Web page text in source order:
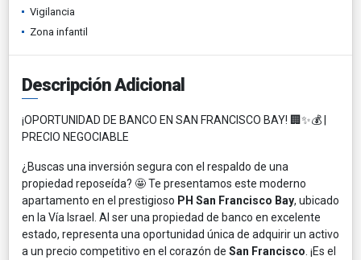
Vigilancia
Zona infantil
Descripción Adicional
¡OPORTUNIDAD DE BANCO EN SAN FRANCISCO BAY! 🏢✨💰 |
PRECIO NEGOCIABLE
¿Buscas una inversión segura con el respaldo de una
propiedad reposeída? 🤩 Te presentamos este moderno
apartamento en el prestigioso PH San Francisco Bay, ubicado
en la Vía Israel. Al ser una propiedad de banco en excelente
estado, representa una oportunidad única de adquirir un activo
a un precio competitivo en el corazón de San Francisco . ¡Es el